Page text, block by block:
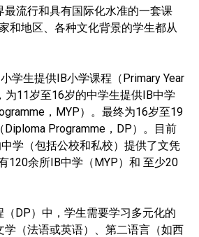
最流行和具有国际化水准的一套课
和地区、各种文化背景的学生都从
学生提供IB小学课程（Primary Year
为11岁至16岁的中学生提供IB中学
，MYP）。最终为16岁至19
Programme，DP）。目前
学（包括公校和私校）提供了文凭
120余所IB中学（MYP）和 至少20
DP）中，学生需要学习多元化的
学（法语或英语）、第二语言（如西